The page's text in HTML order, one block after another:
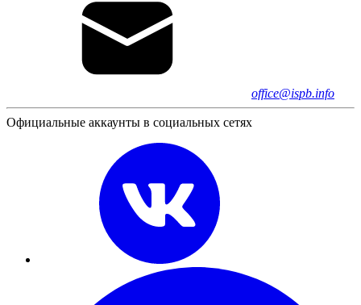
office@ispb.info
Официальные аккаунты в социальных сетях